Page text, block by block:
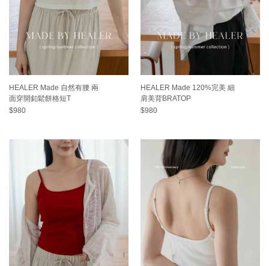
HEALER Made 自然有腰 兩
面穿開釦鬆餅格短T
$980
HEALER Made 120%完美 細
肩美背BRATOP
$980